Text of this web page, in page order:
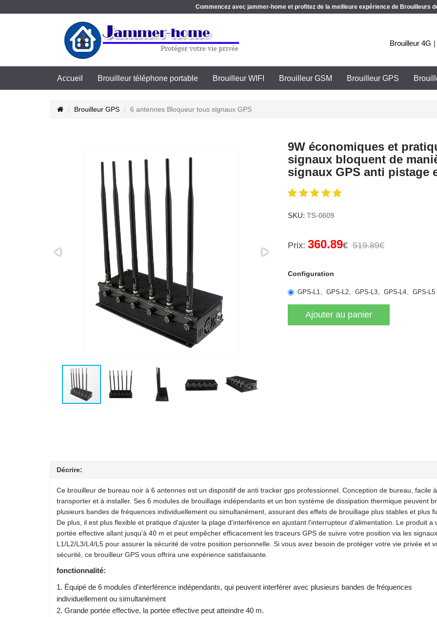
Commencez avec jammer-home et profitez de la meilleure expérience de Brouilleurs
Brouilleur 4G |
Accueil Brouilleur téléphone portable Brouilleur WIFI Brouilleur GSM Brouilleur GPS
Brouilleur GPS 6 antennes Bloqueur tous signaux GPS
9W économiques et
signaux bloquent de
signaux GPS anti pistage
SKU: TS-0609
Prix: 360.89€ 519.89€
Configuration
GPS-L1、GPS-L2、GPS-L3、GPS-L4、GPS-L5
Décrire:
Ce brouilleur de bureau noir à 6 antennes est un dispositif de anti tracker gps professionnel. Conception de bureau, facile à
transporter et à installer. Ses 6 modules de brouillage indépendants et un bon système de dissipation thermique peuvent
plusieurs bandes de fréquences individuellement ou simultanément, assurant des effets de brouillage plus stables et plus
De plus, il est plus flexible et pratique d'ajuster la plage d'interférence en ajustant l'interrupteur d'alimentation. Le produit a
portée effective allant jusqu'à 40 m et peut empêcher efficacement les traceurs GPS de suivre votre position via les
L1/L2/L3/L4/L5 pour assurer la sécurité de votre position personnelle. Si vous avez besoin de protéger votre vie privée et
sécurité, ce brouilleur GPS vous offrira une expérience satisfaisante.
fonctionnalité:
1. Équipé de 6 modules d'interférence indépendants, qui peuvent interférer avec plusieurs bandes de fréquences
individuellement ou simultanément
2. Grande portée effective, la portée effective peut atteindre 40 m.